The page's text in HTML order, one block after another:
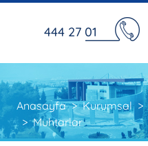
444 27 01
Anasayfa Kurumsal
Muhtarlar